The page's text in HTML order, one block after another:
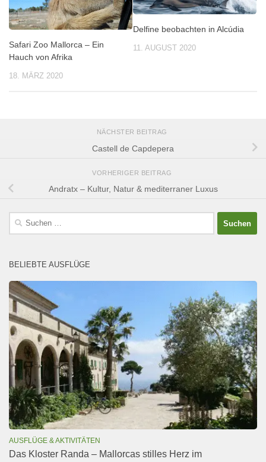
Safari Zoo Mallorca – Ein
Hauch von Afrika
18. MÄRZ 2020
Delfine beobachten in Alcúdia
11. AUGUST 2020
NÄCHSTER BEITRAG
Castell de Capdepera
VORHERIGER BEITRAG
Andratx – Kultur, Natur & mediterraner Luxus
Suchen
nach:
BELIEBTE AUSFLÜGE
AUSFLÜGE & AKTIVITÄTEN
Das Kloster Randa – Mallorcas stilles Herz im